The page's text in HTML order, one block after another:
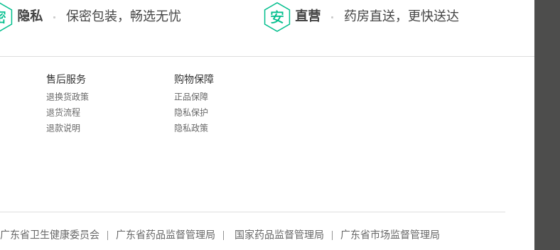
隐私 保密包装，畅选无忧 直营 药房直送，更快送达
售后服务
退换货政策
退货流程
退款说明
购物保障
正品保障
隐私保护
隐私政策
广东省卫生健康委员会 广东省药品监督管理局 国家药品监督管理局 广东省市场监督管理局